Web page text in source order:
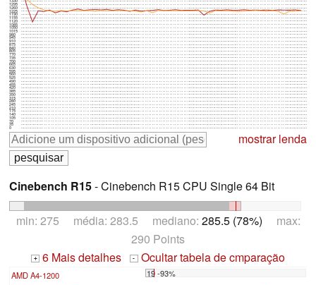
0
35
70
105
140
175
210
245
280
315
350
385
420
455
490
525
560
595
630
665
700
735
770
805
840
875
910
945
980
1015
1050
1085
1120
1155
1190
1225
1260
1295
mostrar lenda
Cinebench R15- Cinebench R15 CPU Single 64 Bit
min: 275 média: 283.5 mediano: 285.5 (78%) max:
290 Points
+ 6 Mais detalhes - Ocultar tabela de cmparação
AMD A4-1200 19 -93%